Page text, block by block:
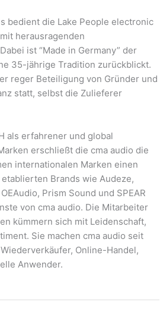
bedient die Lake People electronic
herausragenden
ist “Made in Germany” der
35-jährige Tradition zurückblickt.
reger Beteiligung von Gründer und
statt, selbst die Zulieferer
als erfahrener und global
erschließt die cma audio die
internationalen Marken einen
Brands wie Audeze,
Prism Sound und SPEAR
von cma audio. Die Mitarbeiter
kümmern sich mit Leidenschaft,
Sie machen cma audio seit
Online-Handel,
Anwender.